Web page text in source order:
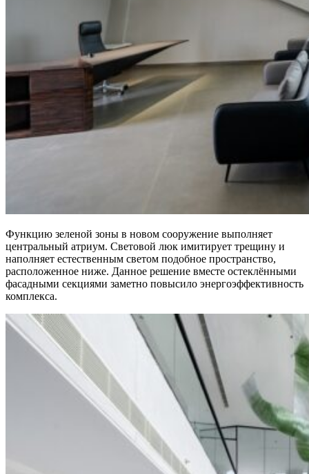
Функцию зеленой зоны в новом сооружение выполняет
центральный атриум. Световой люк имитирует трещину и
наполняет естественным светом подобное пространство,
расположенное ниже. Данное решение вместе остеклёнными
фасадными секциями заметно повысило энергоэффективность
комплекса.